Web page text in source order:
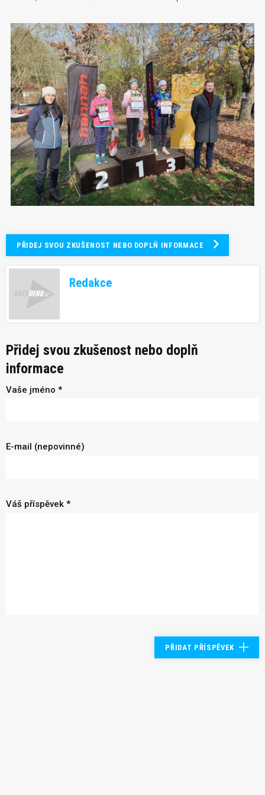
PŘIDEJ SVOU ZKUŠENOST NEBO DOPLŇ INFORMACE
Redakce
Přidej svou zkušenost nebo doplň
informace
Vaše jméno *
E-mail (nepovinné)
Váš příspěvek *
PŘIDAT PŘÍSPĚVEK